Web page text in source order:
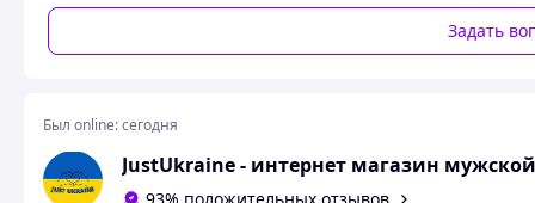
Возрастная группа
Взрослая
Пользовательские характеристики
Женские белые высокие кроссовки Без
Задать
Был online:сегодня
JustUkraine - интернет магазин